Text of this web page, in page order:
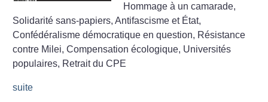
Hommage à un camarade,
Solidarité sans-papiers, Antifascisme et État,
Confédéralisme démocratique en question, Résistance
contre Milei, Compensation écologique, Universités
populaires, Retrait du CPE
suite